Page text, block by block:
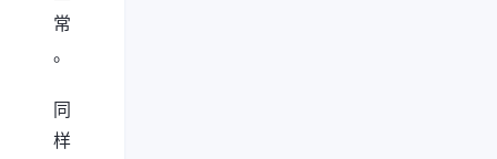
常
。
同
样